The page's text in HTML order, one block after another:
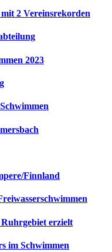
2 Vereinsrekorden
2023
Finnland
erzielt
im Schwimmen